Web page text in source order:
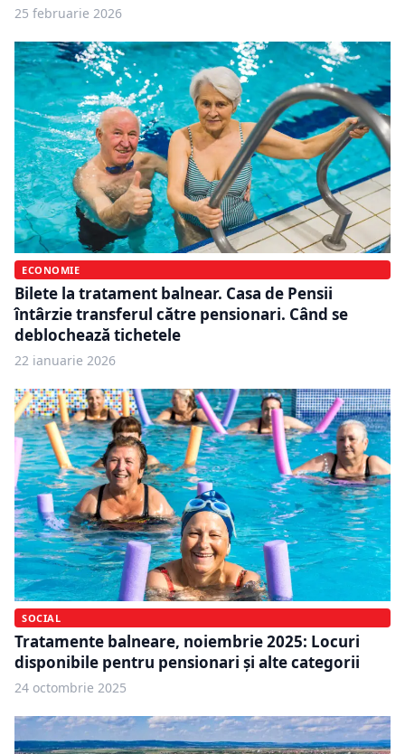
25 februarie 2026
ECONOMIE
Bilete la tratament balnear. Casa de Pensii
întârzie transferul către pensionari. Când se
deblochează tichetele
22 ianuarie 2026
SOCIAL
Tratamente balneare, noiembrie 2025: Locuri
disponibile pentru pensionari și alte categorii
24 octombrie 2025